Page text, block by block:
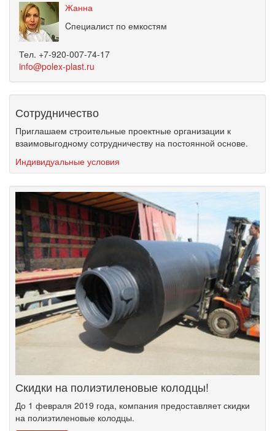
Жанна
Cпециалист по емкостям
Тел. +7-920-007-74-17
info@polex-plast.ru
Сотрудничество
Приглашаем строительные проектные организации к
взаимовыгодному сотрудничеству на постоянной основе.
Индивидуальные условия
Скидки на полиэтиленовые колодцы!
До 1 февраля 2019 года, компания предоставляет скидки
на полиэтиленовые колодцы.